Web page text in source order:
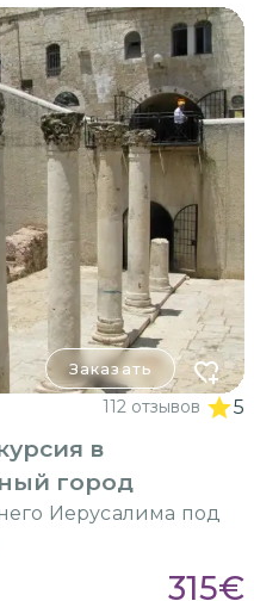
Заказать
112 отзывов 5
в
город
Иерусалима под
315€